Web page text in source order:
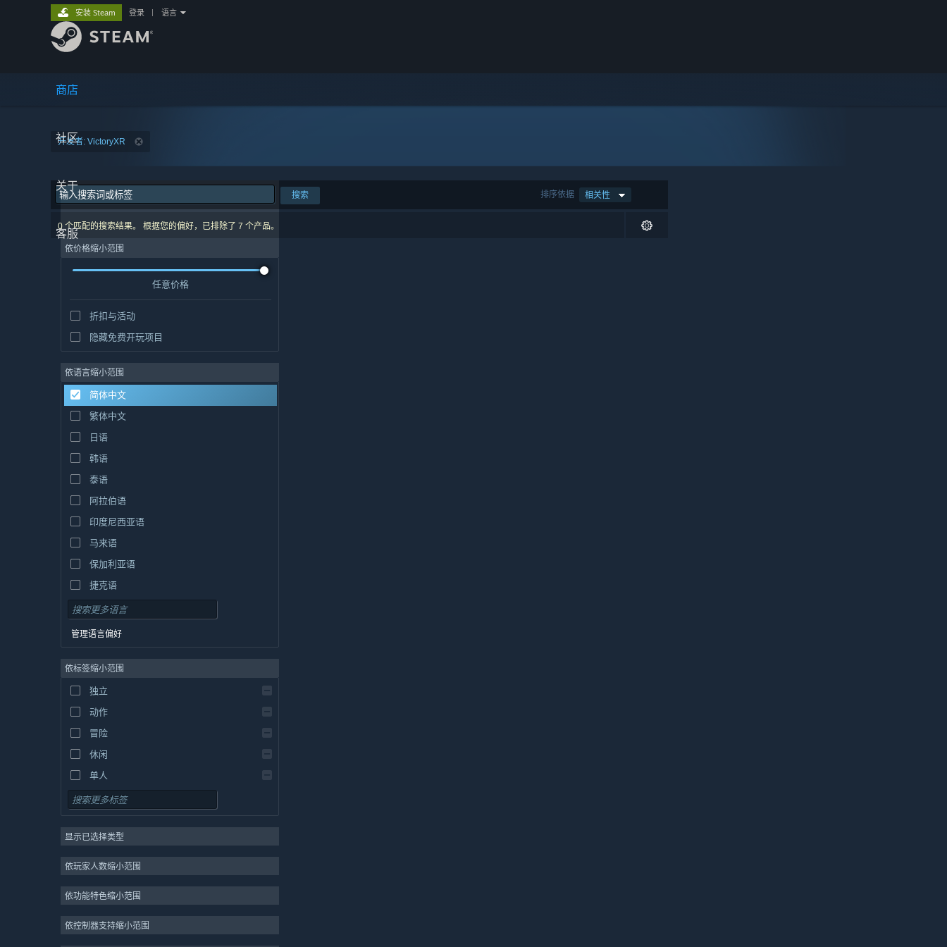
商店
社区
关于
客服
安装 Steam 登录 语言
开发者: VictoryXR
排序依据 相关性
搜索
0 个匹配的搜索结果。 根据您的偏好，已排除了 7 个产品。
依价格缩小范围
任意价格
折扣与活动
隐藏免费开玩项目
依语言缩小范围
简体中文
繁体中文
日语
韩语
泰语
阿拉伯语
印度尼西亚语
马来语
保加利亚语
捷克语
丹麦语
德语
西班牙语 - 西班牙
西班牙语 - 拉丁美洲
希腊语
管理语言偏好
依标签缩小范围
独立
动作
冒险
休闲
单人
模拟
策略
2D
3D
免费开玩
显示已选择类型
依玩家人数缩小范围
依功能特色缩小范围
依控制器支持缩小范围